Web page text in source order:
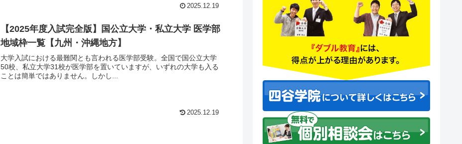
2025.12.19
【2025年度入試完全版】国公立大学・私立大学 医学部
地域枠一覧【九州・沖縄地方】
大学入試における最難関とも言われる医学部受験。全国で国公立大学
50校、私立大学31校が医学部を置いていますが、いずれの大学も入る
ことは簡単ではありません。しかし...
2025.12.19